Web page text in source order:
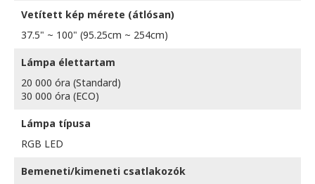
Vetített kép mérete (átlósan)
37.5" ~ 100" (95.25cm ~ 254cm)
Lámpa élettartam
20 000 óra (Standard)
30 000 óra (ECO)
Lámpa típusa
RGB LED
Bemeneti/kimeneti csatlakozók